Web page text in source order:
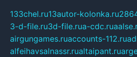
133chel.ru13autor-kolonka.ru
3-d-file.ru3d-file.rua-cdc.ru
airgungames.ruaccounts-112.ru
alfeihavsalnassr.rualtaipant.ru